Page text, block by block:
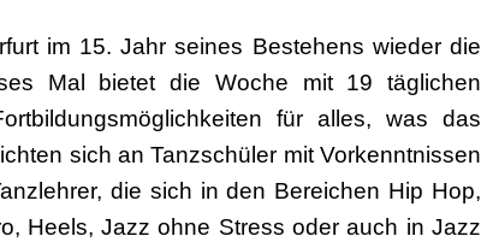
im 15. Jahr seines Bestehens wieder die
Mal bietet die Woche mit 19 täglichen
für alles, was das
sich an Tanzschüler mit Vorkenntnissen
die sich in den Bereichen Hip Hop,
Heels, Jazz ohne Stress oder auch in Jazz